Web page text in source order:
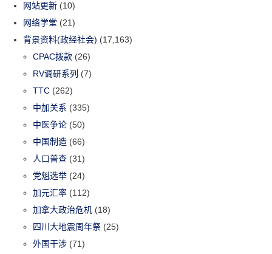
网站更新 (10)
网络学堂 (21)
背景资料(政经社会) (17,163)
CPAC拨款 (26)
RV调研系列 (7)
TTC (262)
中加关系 (335)
中医争论 (50)
中国制造 (66)
人口普查 (31)
党魁选举 (24)
加元汇率 (112)
加拿大政治危机 (18)
四川大地震周年祭 (25)
外国干涉 (71)